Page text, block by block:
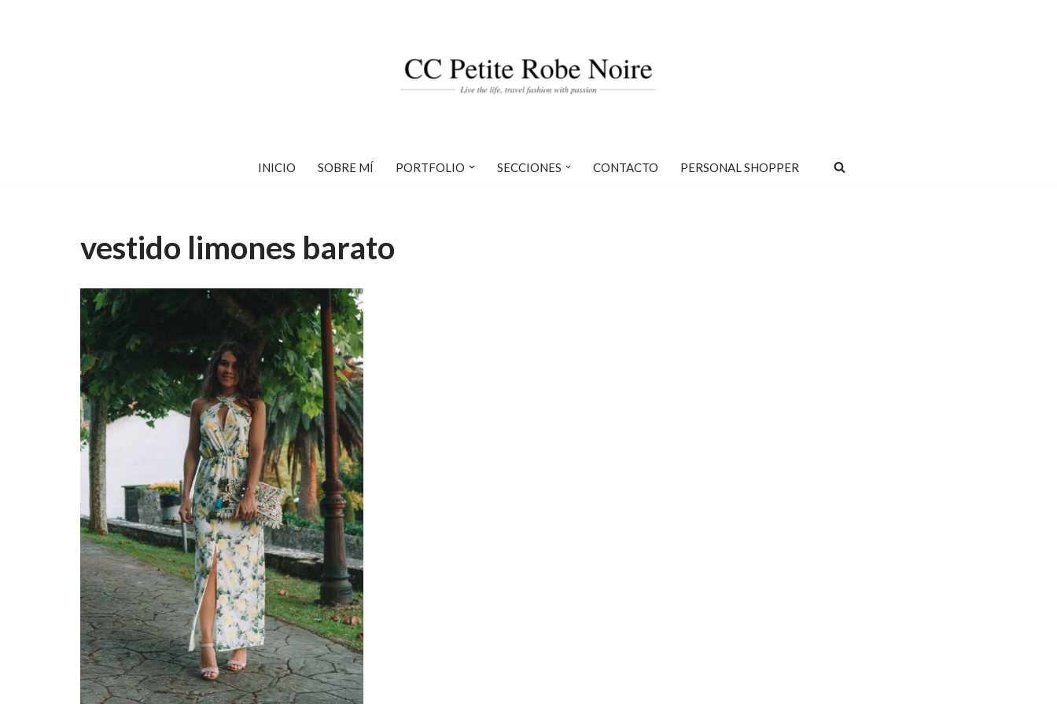
INICIO SOBRE MÍ PORTFOLIO SECCIONES CONTACTO PERSONAL SHOPPER
vestido limones barato